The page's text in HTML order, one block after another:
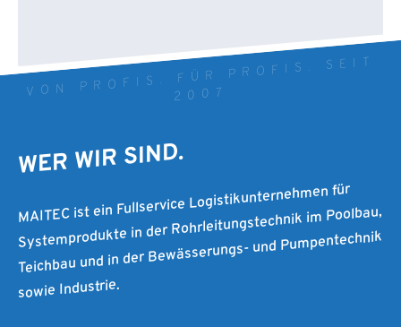
VON PROFIS. FÜR PROFIS. SEIT
2007
WER WIR SIND.
MAITEC ist ein Fullservice Logistikunternehmen für
Systemprodukte in der Rohrleitungstechnik im Poolbau,
Teichbau und in der Bewässerungs- und Pumpentechnik
sowie Industrie.